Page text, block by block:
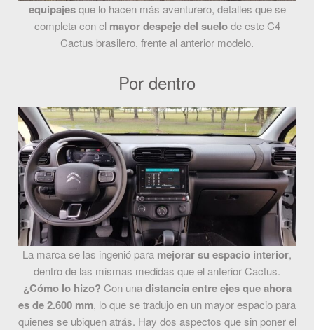
equipajesque lo hacen más aventurero, detalles que se
completa con el mayor despeje del suelode este C4
Cactus brasilero, frente al anterior modelo.
Por dentro
La marca se las ingenió para mejorar su espacio interior,
dentro de las mismas medidas que el anterior Cactus.
¿Cómo lo hizo? Con unadistancia entre ejes que ahora
es de 2.600 mm, lo que se tradujo en un mayor espacio para
quienes se ubiquen atrás. Hay dos aspectos que sin poner el